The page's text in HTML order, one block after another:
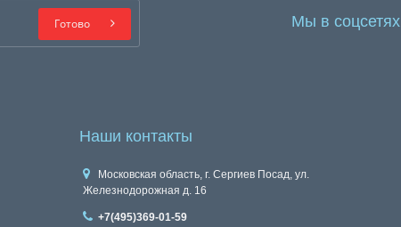
Готово Мы в соцсетях
Наши контакты
Московская область, г. Сергиев Посад, ул.
Железнодорожная д. 16
+7(495)369-01-59